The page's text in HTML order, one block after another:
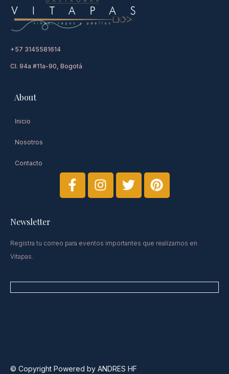
+57 3145581614
Cl. 94a #11a-90, Bogotá
About
Inicio
Nosotros
Contacto
Newsletter​
Registra tu correo para eventos importantes que realizamos en
Vitapas.
© Copyright Powered by ANDRES HF